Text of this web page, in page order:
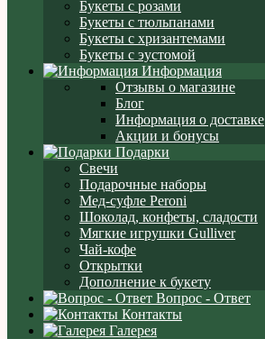
Букеты с розами
Букеты с тюльпанами
Букеты с хризантемами
Букеты с эустомой
Информация
Отзывы о магазине
Блог
Информация о доставке
Акции и бонусы
Подарки
Свечи
Подарочные наборы
Мед-суфле Peroni
Шоколад, конфеты, сладости
Мягкие игрушки Gulliver
Чай-кофе
Открытки
Дополнение к букету
Вопрос - Ответ
Контакты
Галерея